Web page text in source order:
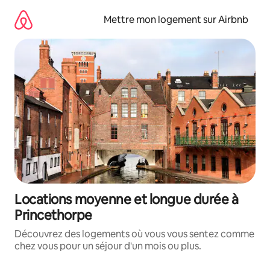
directement
contenu
Mettre mon logement sur Airbnb
Locations moyenne et longue durée à
Princethorpe
Découvrez des logements où vous vous sentez comme
chez vous pour un séjour d'un mois ou plus.